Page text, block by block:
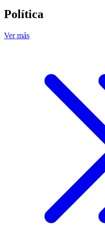
Política
Ver más